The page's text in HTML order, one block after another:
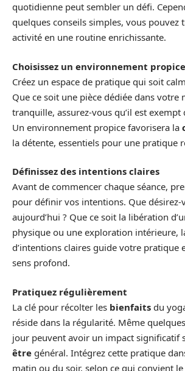
quotidienne peut sembler un défi.
quelques conseils simples, vous pouvez
activité en une routine enrichissante.
Choisissez un environnement propice
Créez un espace de pratique qui soit
Que ce soit une pièce dédiée dans votre
tranquille, assurez-vous qu’il est exempt
Un environnement propice favorisera la
la détente, essentiels pour une pratique
Définissez des intentions claires
Avant de commencer chaque séance,
pour définir vos intentions. Que
aujourd’hui ? Que ce soit la libération
physique ou une exploration intérieure,
d’intentions claires guide votre pratique
sens profond.
Pratiquez régulièrement
La clé pour récolter les bienfaits du
réside dans la régularité. Même
jour peuvent avoir un impact significatif
être général. Intégrez cette pratique
matin ou du soir, selon ce qui convient